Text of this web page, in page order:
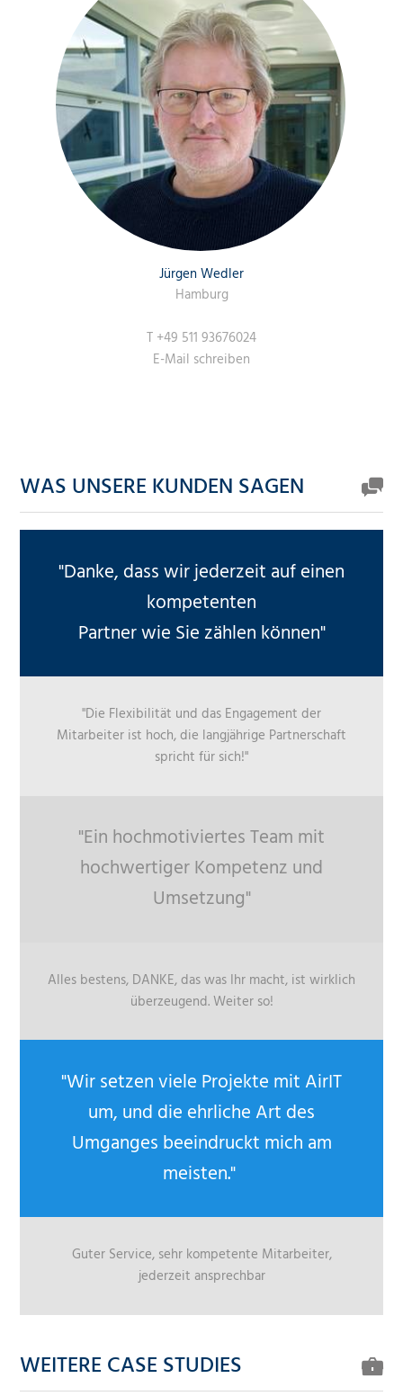
Jürgen Wedler
Hamburg
T +49 511 93676024
E-Mail schreiben
WAS UNSERE KUNDEN SAGEN
"Danke, dass wir jederzeit auf einen
kompetenten
Partner wie Sie zählen können"
"Die Flexibilität und das Engagement der
Mitarbeiter ist hoch, die langjährige Partnerschaft
spricht für sich!"
"Ein hochmotiviertes Team mit
hochwertiger Kompetenz und
Umsetzung"
Alles bestens, DANKE, das was Ihr macht, ist wirklich
überzeugend. Weiter so!
"Wir setzen viele Projekte mit AirIT
um, und die ehrliche Art des
Umganges beeindruckt mich am
meisten."
Guter Service, sehr kompetente Mitarbeiter,
jederzeit ansprechbar
WEITERE CASE STUDIES